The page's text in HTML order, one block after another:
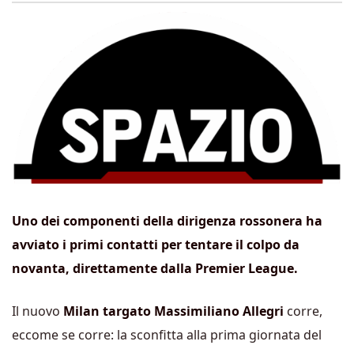
Uno dei componenti della dirigenza rossonera ha
avviato i primi contatti per tentare il colpo da
novanta, direttamente dalla Premier League.
Il nuovo Milan targato Massimiliano Allegri corre,
eccome se corre: la sconfitta alla prima giornata del